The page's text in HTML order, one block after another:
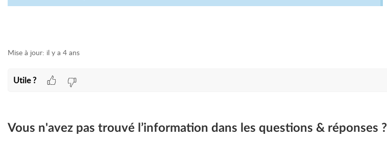
Mise à jour: il y a 4 ans
Utile ?
Vous n'avez pas trouvé l’information dans les questions & réponses ?